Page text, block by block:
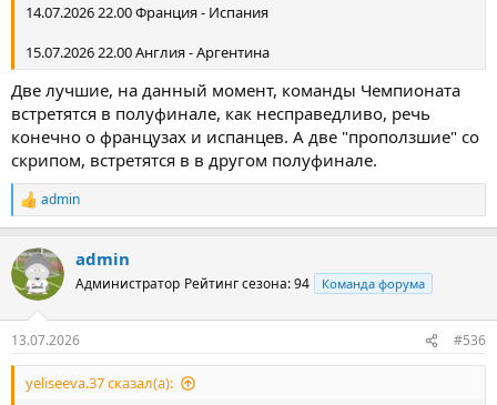
14.07.2026 22.00 Франция - Испания
15.07.2026 22.00 Англия - Аргентина
Две лучшие, на данный момент, команды Чемпионата
встретятся в полуфинале, как несправедливо, речь
конечно о французах и испанцев. А две "проползшие" со
скрипом, встретятся в в другом полуфинале.
Р
е
к
ц
и
admin
admin
Администратор Рейтинг сезона: 94 Команда форума
13.07.2026 #536
yeliseeva.37 сказал(а):